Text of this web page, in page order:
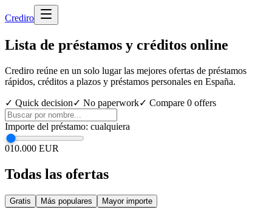
Crediro
Lista de préstamos y créditos online
Crediro reúne en un solo lugar las mejores ofertas de préstamos
rápidos, créditos a plazos y préstamos personales en España.
✓ Quick decision✓ No paperwork✓ Compare 0 offers
Importe del préstamo: cualquiera
010.000 EUR
Todas las ofertas
Gratis Más populares
Mayor importe